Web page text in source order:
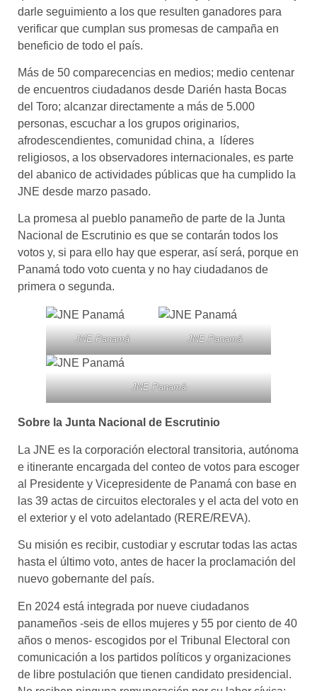
darle seguimiento a los que resulten ganadores para
verificar que cumplan sus promesas de campaña en
beneficio de todo el país.
Más de 50 comparecencias en medios; medio centenar
de encuentros ciudadanos desde Darién hasta Bocas
del Toro; alcanzar directamente a más de 5.000
personas, escuchar a los grupos originarios,
afrodescendientes, comunidad china, a líderes
religiosos, a los observadores internacionales, es parte
del abanico de actividades públicas que ha cumplido la
JNE desde marzo pasado.
La promesa al pueblo panameño de parte de la Junta
Nacional de Escrutinio es que se contarán todos los
votos y, si para ello hay que esperar, así será, porque en
Panamá todo voto cuenta y no hay ciudadanos de
primera o segunda.
JNE Panamá JNE Panamá
JNE Panamá
Sobre la Junta Nacional de Escrutinio
La JNE es la corporación electoral transitoria, autónoma
e itinerante encargada del conteo de votos para escoger
al Presidente y Vicepresidente de Panamá con base en
las 39 actas de circuitos electorales y el acta del voto en
el exterior y el voto adelantado (RERE/REVA).
Su misión es recibir, custodiar y escrutar todas las actas
hasta el último voto, antes de hacer la proclamación del
nuevo gobernante del país.
En 2024 está integrada por nueve ciudadanos
panameños -seis de ellos mujeres y 55 por ciento de 40
años o menos- escogidos por el Tribunal Electoral con
comunicación a los partidos políticos y organizaciones
de libre postulación que tienen candidato presidencial.